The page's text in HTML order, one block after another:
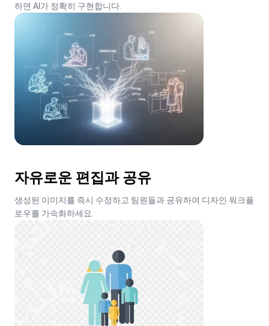
하면 AI가 정확히 구현합니다.
자유로운 편집과 공유
생성된 이미지를 즉시 수정하고 팀원들과 공유하여 디자인 워크플
로우를 가속화하세요.